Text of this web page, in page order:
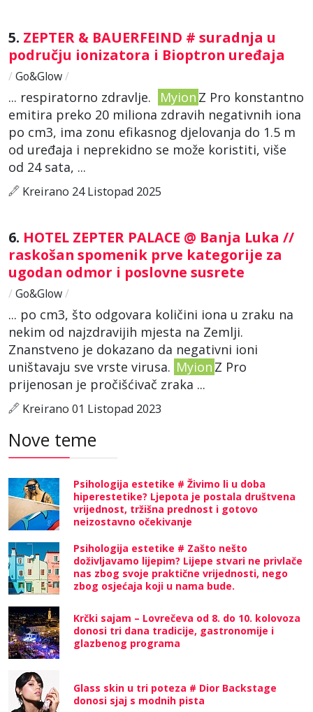
5. ZEPTER & BAUERFEIND # suradnja u
području ionizatora i Bioptron uređaja
/ Go&Glow/
... respiratorno zdravlje. Myion Z Pro konstantno
emitira preko 20 miliona zdravih negativnih iona
po cm3, ima zonu efikasnog djelovanja do 1.5 m
od uređaja i neprekidno se može koristiti, više
od 24 sata, ...
Kreirano 24 Listopad 2025
6. HOTEL ZEPTER PALACE @ Banja Luka //
raskošan spomenik prve kategorije za
ugodan odmor i poslovne susrete
/ Go&Glow/
... po cm3, što odgovara količini iona u zraku na
nekim od najzdravijih mjesta na Zemlji.
Znanstveno je dokazano da negativni ioni
uništavaju sve vrste virusa. Myion Z Pro
prijenosan je pročišćivač zraka ...
Kreirano 01 Listopad 2023
Nove teme
Psihologija estetike # Živimo li u doba
hiperestetike? Ljepota je postala društvena
vrijednost, tržišna prednost i gotovo
neizostavno očekivanje
Psihologija estetike # Zašto nešto
doživljavamo lijepim? Lijepe stvari ne privlače
nas zbog svoje praktične vrijednosti, nego
zbog osjećaja koji u nama bude.
Krčki sajam – Lovrečeva od 8. do 10. kolovoza
donosi tri dana tradicije, gastronomije i
glazbenog programa
Glass skin u tri poteza # Dior Backstage
donosi sjaj s modnih pista